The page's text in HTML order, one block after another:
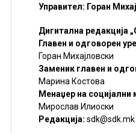
Управител: Горан
Дигитална редакција
Главен и одговорен
Горан Михајловски
Заменик главен и
Марина Костова
Менаџер на социјални
Мирослав Илиоски
Редакцијa: sdk@sdk.mk